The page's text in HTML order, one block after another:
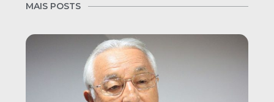
MAIS POSTS